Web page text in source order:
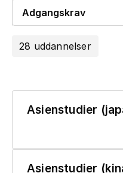
Adgangskrav
28 uddannelser
Asienstudier
Asienstudier